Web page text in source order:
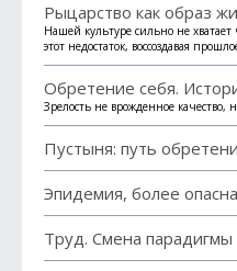
Рыцарство как образ
Нашей культуре сильно не
этот недостаток, воссоздавая
Обретение себя.
Зрелость не врожденное качество,
Пустыня: путь
Эпидемия, более
Труд. Смена парадигмы